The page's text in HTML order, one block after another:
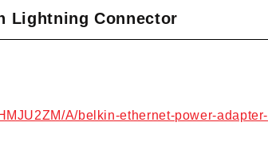
Lightning Connector
A/belkin-ethernet-power-adapter-